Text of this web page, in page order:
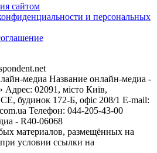
сайтом
и персональных
медиа Название онлайн-медиа -
Адрес: 02091, місто Київ,
172-Б, офіс 208/1 E-mail:
Телефон: 044-205-43-00
- R40-06068
материалов, размещённых на
при условии ссылки на